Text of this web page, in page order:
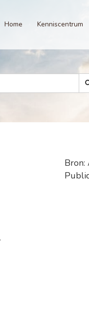
Home Kenniscentrum
Bron: